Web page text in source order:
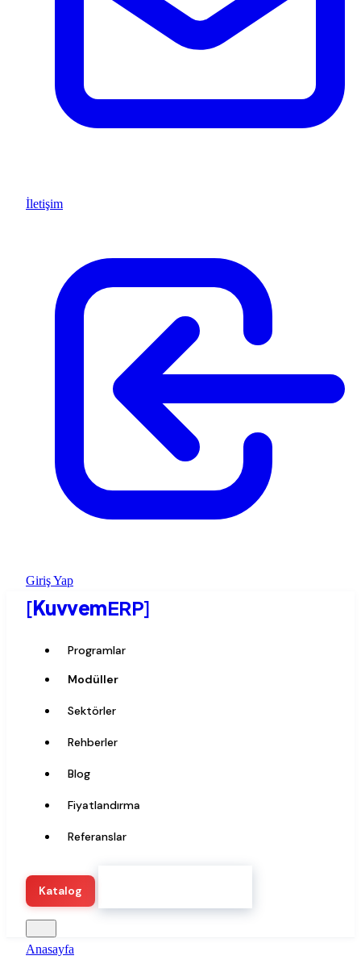
İletişim
Giriş Yap
[KuvvemERP]
Programlar
Modüller
Sektörler
Rehberler
Blog
Fiyatlandırma
Referanslar
Katalog
Anasayfa